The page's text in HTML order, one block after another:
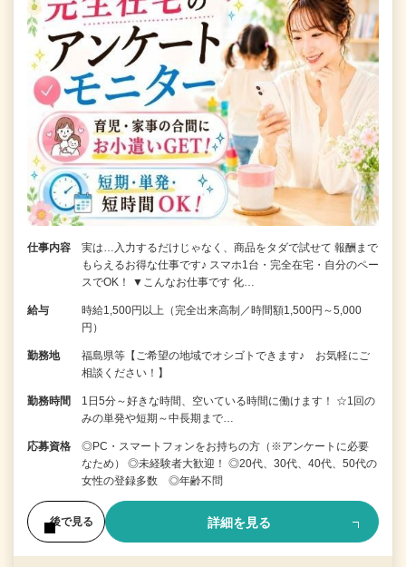
仕事内容
実は…入力するだけじゃなく、商品をタダで試せて 報酬まで
もらえるお得な仕事です♪ スマホ1台・完全在宅・自分のペー
スでOK！ ▼こんなお仕事です 化…
給与
時給1,500円以上（完全出来高制／時間額1,500円～5,000
円）
勤務地
福島県等【ご希望の地域でオシゴトできます♪ お気軽にご
相談ください！】
勤務時間
1日5分～好きな時間、空いている時間に働けます！ ☆1回の
みの単発や短期～中長期まで…
応募資格
◎PC・スマートフォンをお持ちの方（※アンケートに必要
なため） ◎未経験者大歓迎！ ◎20代、30代、40代、50代の
女性の登録多数 ◎年齢不問
後で見る 詳細を見る